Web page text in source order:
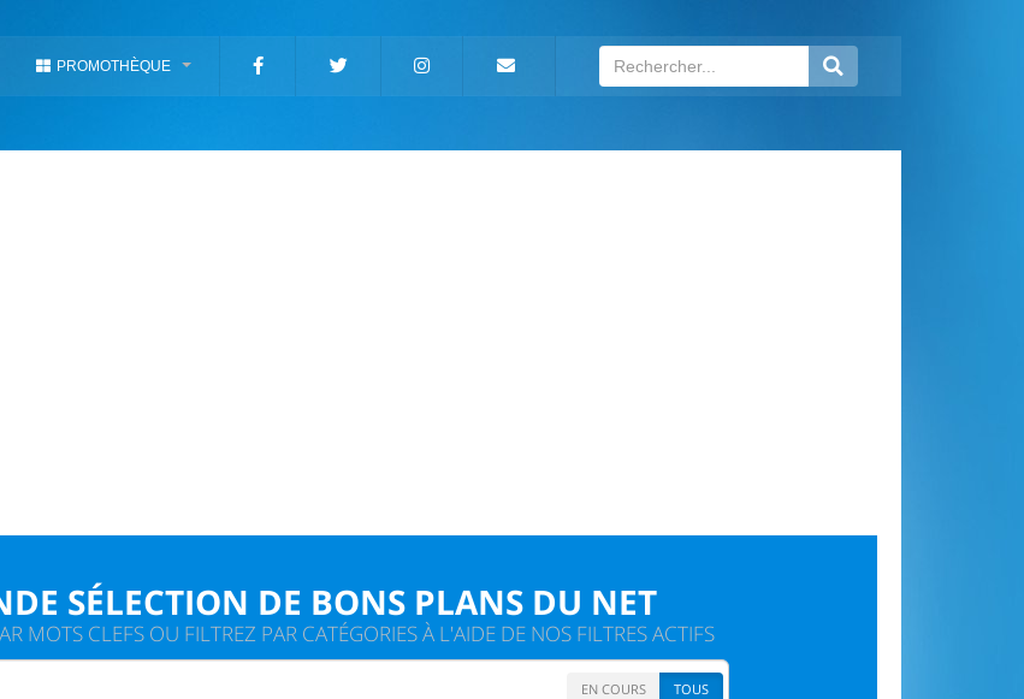
PROMOTHÈQUE
SÉLECTION DE BONS PLANS DU NET
MOTS CLEFS OU FILTREZ PAR CATÉGORIES À L'AIDE DE NOS FILTRES ACTIFS
EN COURS TOUS